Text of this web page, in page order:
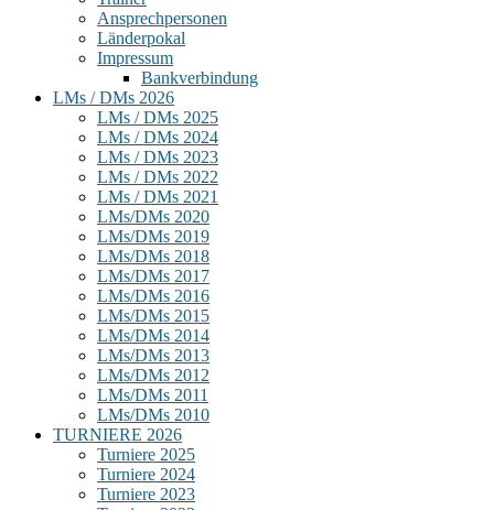
Ansprechpersonen
Länderpokal
Impressum
Bankverbindung
LMs / DMs 2026
LMs / DMs 2025
LMs / DMs 2024
LMs / DMs 2023
LMs / DMs 2022
LMs / DMs 2021
LMs/DMs 2020
LMs/DMs 2019
LMs/DMs 2018
LMs/DMs 2017
LMs/DMs 2016
LMs/DMs 2015
LMs/DMs 2014
LMs/DMs 2013
LMs/DMs 2012
LMs/DMs 2011
LMs/DMs 2010
TURNIERE 2026
Turniere 2025
Turniere 2024
Turniere 2023